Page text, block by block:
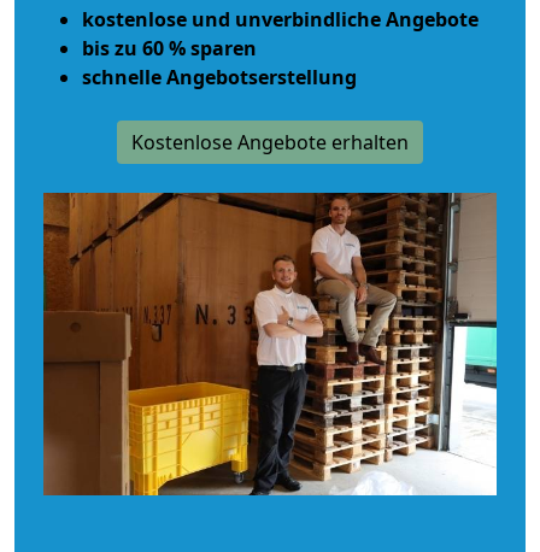
kostenlose und unverbindliche Angebote
bis zu 60 % sparen
schnelle Angebotserstellung
Kostenlose Angebote erhalten